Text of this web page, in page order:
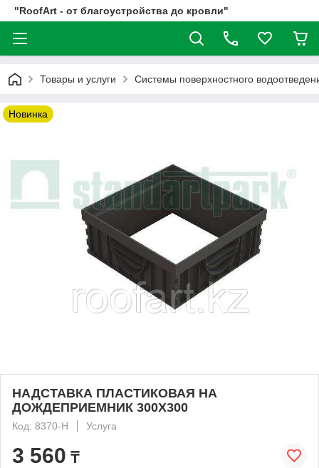
"RoofArt - от благоустройства до кровли"
Товары и услуги Системы поверхностного
Новинка
НАДСТАВКА ПЛАСТИКОВАЯ НА
ДОЖДЕПРИЕМНИК 300Х300
Код: 8370-Н Услуга
3 560 ₸